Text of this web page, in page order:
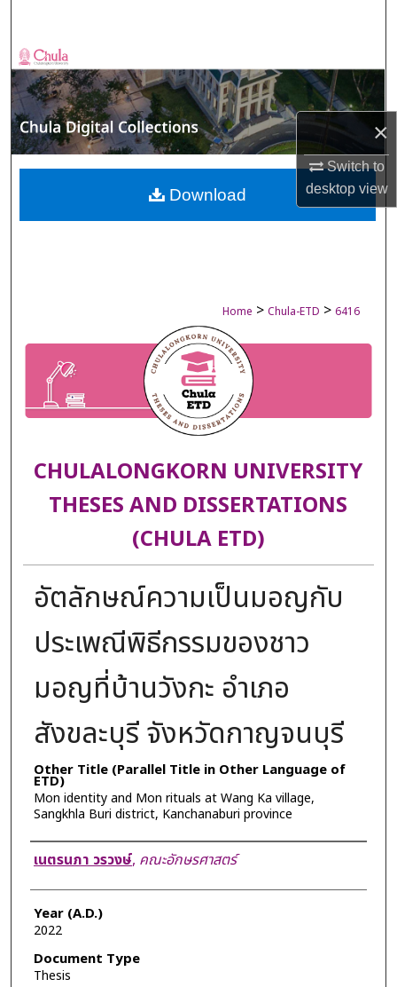
×
Switch to
desktopview
Browse Collections
My Account
About
Digital Commons Network™
Home > Chula-ETD > 6416
CHULALONGKORN UNIVERSITY
THESES AND DISSERTATIONS
(CHULA ETD)
อัตลักษณ์ความเป็นมอญกับ
ประเพณีพิธีกรรมของชาว
มอญที่บ้านวังกะ อำเภอ
สังขละบุรี จังหวัดกาญจนบุรี
Other Title (Parallel Title in Other Language of
ETD)
Mon identity and Mon rituals at Wang Ka village,
Sangkhla Buri district, Kanchanaburi province
Author
เนตรนภา วรวงษ์, คณะอักษรศาสตร์
Year (A.D.)
2022
Document Type
Thesis
Download